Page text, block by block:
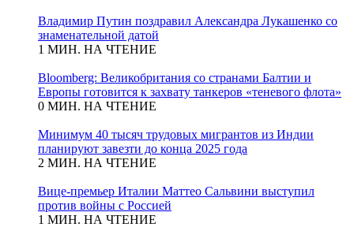
Владимир Путин поздравил Александра Лукашенко со
знаменательной датой
1 МИН. НА ЧТЕНИЕ
Bloomberg: Великобритания со странами Балтии и
Европы готовится к захвату танкеров «теневого флота»
0 МИН. НА ЧТЕНИЕ
Минимум 40 тысяч трудовых мигрантов из Индии
планируют завезти до конца 2025 года
2 МИН. НА ЧТЕНИЕ
Вице-премьер Италии Маттео Сальвини выступил
против войны с Россией
1 МИН. НА ЧТЕНИЕ